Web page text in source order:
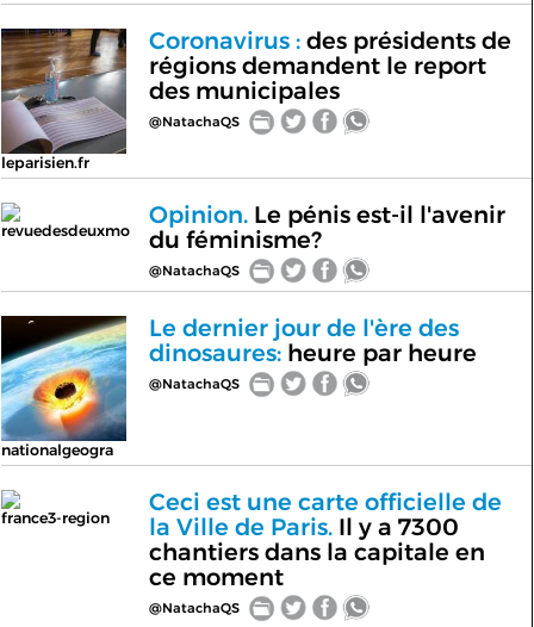
leparisien.fr
Coronavirus :des présidents de
régions demandent le report
des municipales
@NatachaQS
revuedesdeuxmo
Opinion.Le pénis est-il l'avenir
du féminisme?
@NatachaQS
nationalgeogra
Le dernier jour de l'ère des
dinosaures:heure par heure
@NatachaQS
france3-region
Ceci est une carte officielle de
la Ville de Paris.Il y a 7300
chantiers dans la capitale en
ce moment
@NatachaQS